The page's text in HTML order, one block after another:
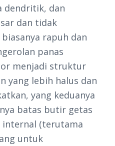
dendritik, dan
dan tidak
rapuh dan
panas
menjadi struktur
yang lebih halus dan
yang keduanya
batas butir getas
internal (terutama
untuk